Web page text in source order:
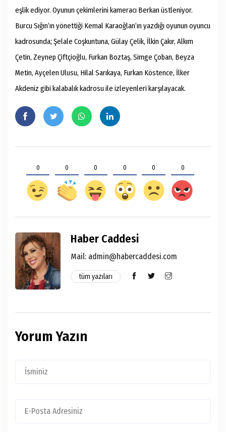
eşlik ediyor. Oyunun çekimlerini kameracı Berkan üstleniyor.
Burcu Sığın’ın yönettiği Kemal Karaoğlan’ın yazdığı oyunun oyuncu
kadrosunda; Şelale Coşkuntuna, Gülay Çelik, İlkin Çakır, Alkım
Çetin, Zeynep Çiftçioğlu, Furkan Boztaş, Simge Çoban, Beyza
Metin, Ayçelen Ulusu, Hilal Sarıkaya, Furkan Köstence, İlker
Akdeniz gibi kalabalık kadrosu ile izleyenleri karşılayacak.
0 0 0 0 0 0
Haber Caddesi
Mail: admin@habercaddesi.com
tüm yazıları
Yorum Yazın